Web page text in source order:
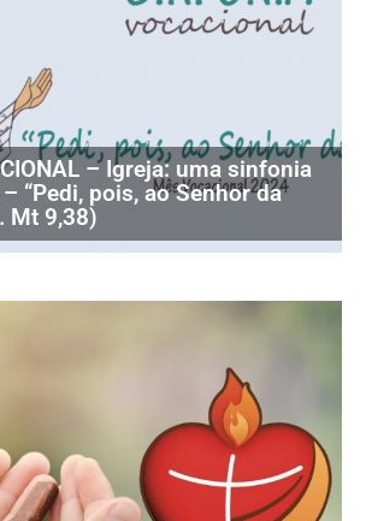
– Igreja: uma sinfonia
“Pedi, pois, ao Senhor da
Mt 9,38)